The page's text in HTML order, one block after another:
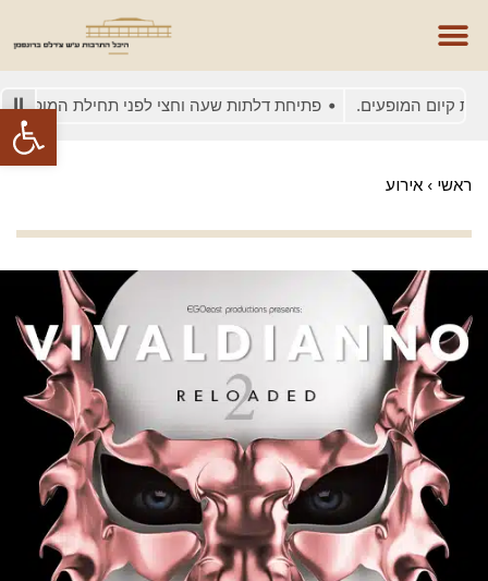
פתח המופעים. פתיחת דלתות שעה וחצי לפני תחילת המופע
ראשי › אירוע